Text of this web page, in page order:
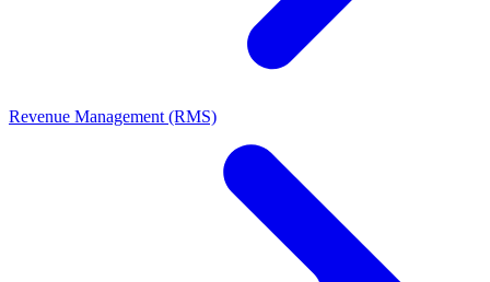
Revenue Management (RMS)